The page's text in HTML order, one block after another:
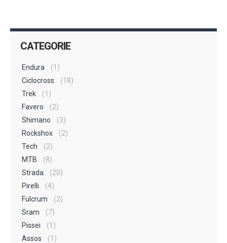
CATEGORIE
Endura
(1)
Ciclocross
(18)
Trek
(1)
Favero
(2)
Shimano
(3)
Rockshox
(2)
Tech
(2)
MTB
(8)
Strada
(20)
Pirelli
(4)
Fulcrum
(2)
Sram
(7)
Pissei
(1)
Assos
(1)